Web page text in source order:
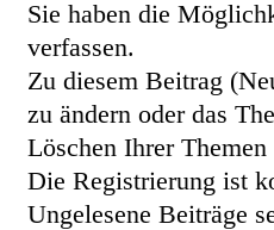
Sie haben die
verfassen.
Zu diesem Beitrag
zu ändern oder das
Löschen Ihrer
Die Registrierung ist
Ungelesene Beiträge